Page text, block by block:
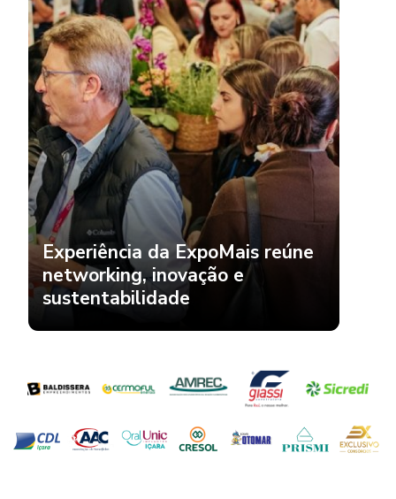
Experiência da ExpoMais reúne
networking, inovação e
sustentabilidade